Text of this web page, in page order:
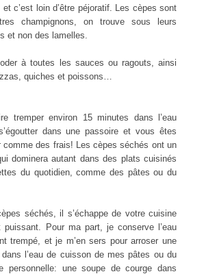
c’est loin d’être péjoratif. Les cèpes sont
champignons, on trouve sous leurs
et non des lamelles.
à toutes les sauces ou ragouts, ainsi
quiches et poissons…
tremper environ 15 minutes dans l’eau
dans une passoire et vous êtes
comme des frais! Les cèpes séchés ont un
dominera autant dans des plats cuisinés
du quotidien, comme des pâtes ou du
séchés, il s’échappe de votre cuisine
Pour ma part, je conserve l’eau
trempé, et je m’en sers pour arroser une
dans l’eau de cuisson de mes pâtes ou du
personnelle: une soupe de courge dans